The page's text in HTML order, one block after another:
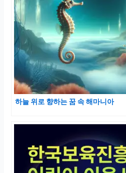
하늘 위로 향하는 꿈 속 해마니아